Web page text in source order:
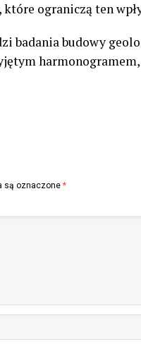
ograniczą ten
badania budowy
są oznaczone *